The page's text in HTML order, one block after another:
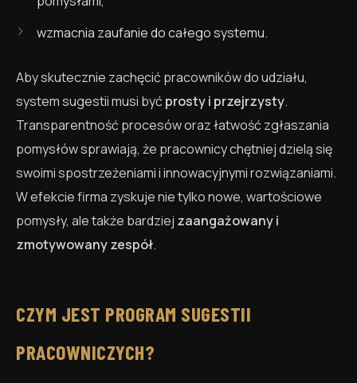
wzmacnia zaufanie do całego systemu.
Aby skutecznie zachęcić pracowników do udziału,
system sugestii musi być prosty i przejrzysty.
Transparentność procesów oraz łatwość zgłaszania
pomysłów sprawiają, że pracownicy chętniej dzielą się
swoimi spostrzeżeniami i innowacyjnymi rozwiązaniami.
W efekcie firma zyskuje nie tylko nowe, wartościowe
pomysły, ale także bardziej zaangażowany i
zmotywowany zespół.
CZYM JEST PROGRAM SUGESTII
PRACOWNICZYCH?